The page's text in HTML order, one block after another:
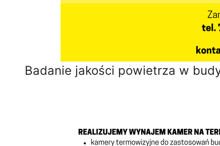
Badanie jakości powietrza w